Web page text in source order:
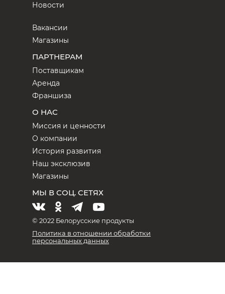
Новости
Вакансии
Магазины
ПАРТНЕРАМ
Поставщикам
Аренда
Франшиза
О НАС
Миссия и ценности
О компании
История развития
Наш эксклюзив
Магазины
МЫ В СОЦ. СЕТЯХ
© 2022 Белорусские продукты
Политика в отношении обработки
персональных данных